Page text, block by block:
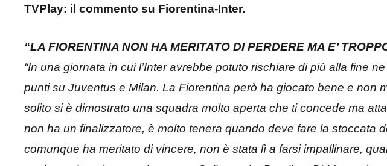
TVPlay: il commento su Fiorentina-Inter.
“LA FIORENTINA NON HA MERITATO DI PERDERE MA E’
“In una giornata in cui l’Inter avrebbe potuto rischiare di più alla fine
punti su Juventus e Milan. La Fiorentina però ha giocato bene e non
solito si è dimostrato una squadra molto aperta che ti concede ma
non ha un finalizzatore, è molto tenera quando deve fare la stoccata
comunque ha meritato di vincere, non è stata lì a farsi impallinare,